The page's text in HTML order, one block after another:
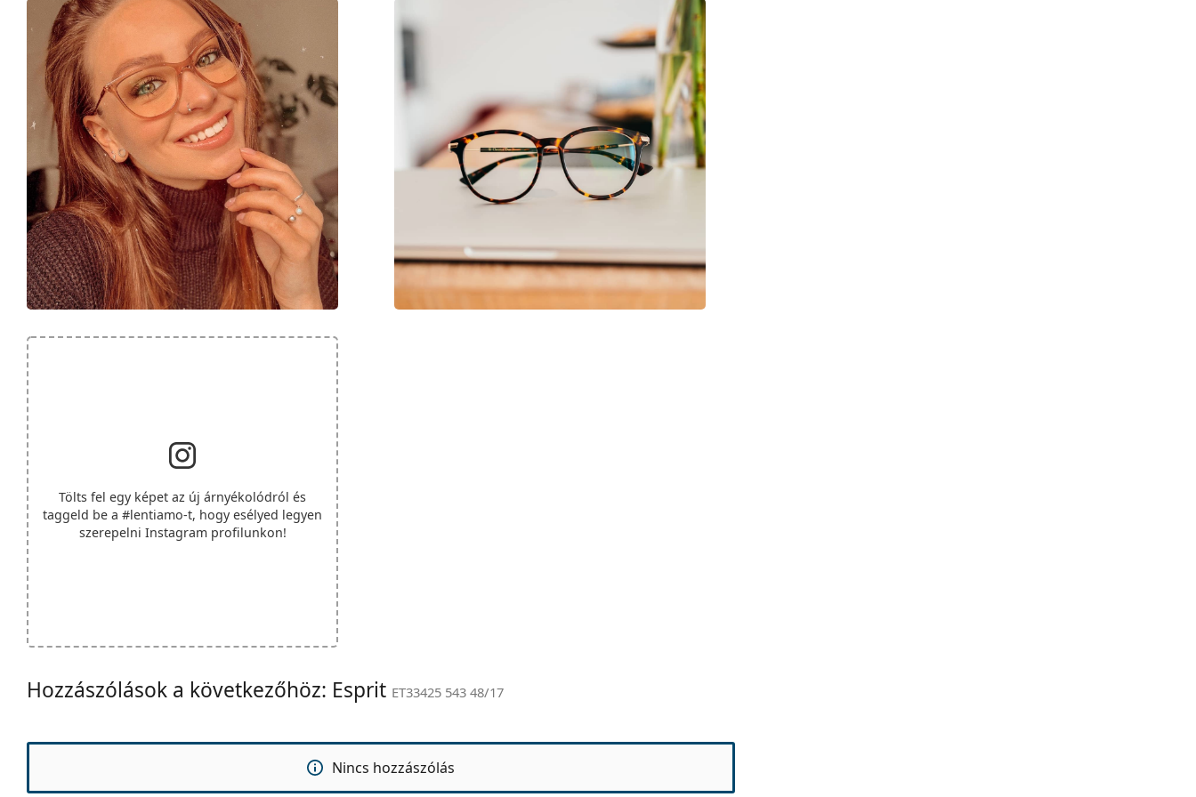
Tölts fel egy képet az új árnyékolódról és
taggeld be a #lentiamo-t, hogy esélyed legyen
szerepelni Instagram profilunkon!
Hozzászólások a következőhöz: Esprit ET33425 543 48/17
Nincs hozzászólás